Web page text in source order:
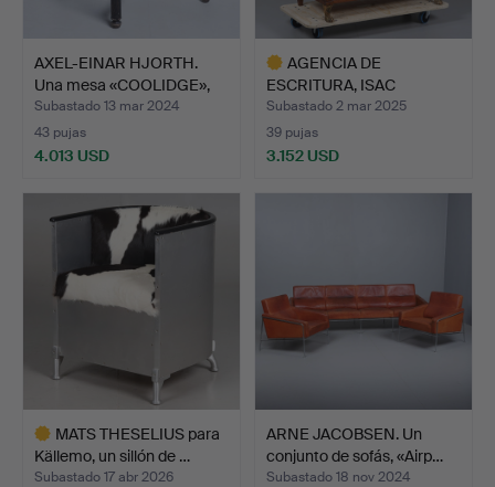
AXEL-EINAR HJORTH.
Una mesa «COOLIDGE»,
No…
Subastado 13 mar 2024
43 pujas
4.013 USD
AGENCIA DE
ESCRITURA, ISAC
LÖFGREN, OBRA D…
Subastado 2 mar 2025
39 pujas
3.152 USD
MATS THESELIUS para
Källemo, un sillón de …
Subastado 17 abr 2026
ARNE JACOBSEN. Un
conjunto de sofás, «Airp…
Subastado 18 nov 2024